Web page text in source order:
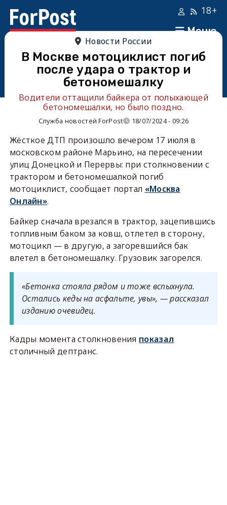
Меню
18+
Новости России
В Москве мотоциклист погиб
после удара о трактор и
бетономешалку
Водители оттащили байкера от полыхающей
бетономешалки, но было поздно.
Служба новостей ForPost 18/07/2024 - 09:26
Жёсткое ДТП произошло вечером 17 июля в
московском районе Марьино, на пересечении
улиц Донецкой и Перервы: при столкновении с
трактором и бетономешалкой погиб
мотоциклист, сообщает портал «Москва
Онлайн».
Байкер сначала врезался в трактор, зацепившись
топливным баком за ковш, отлетел в сторону,
мотоцикл — в другую, а загоревшийся бак
влетел в бетономешалку. Грузовик загорелся.
«Бетонка стояла рядом и тоже вспыхнула.
Остались кеды на асфальте, увы», — рассказал
изданию очевидец.
Кадры момента столкновения показал
столичный дептранс.